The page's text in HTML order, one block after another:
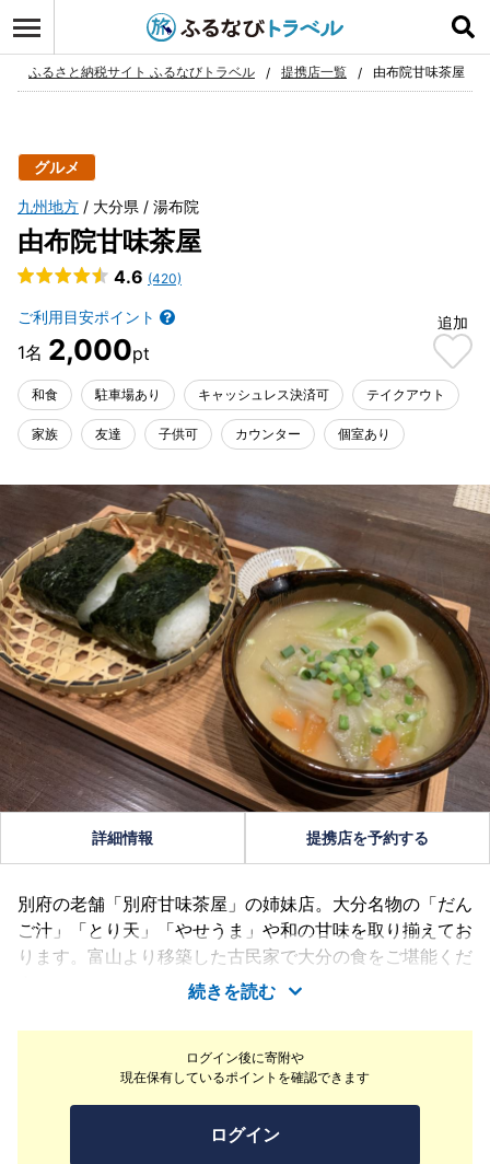
お気に入り
ふるさと納税サイト ふるなびトラベル 提携店一覧 由布院甘味茶屋
グルメ
九州地方 大分県 湯布院
由布院甘味茶屋
4.6 (420)
ご利用目安ポイント
2,000
追加
和食 駐車場あり キャッシュレス決済可 テイクアウト
家族 友達 子供可 カウンター 個室あり
ログイン後に寄附や
現在保有しているポイントを確認できます
ログイン
詳細情報 提携店を予約する
別府の老舗「別府甘味茶屋」の姉妹店。大分名物の「だん
ご汁」「とり天」「やせうま」や和の甘味を取り揃えてお
ります。富山より移築した古民家で大分の食をご堪能くだ
続きを読む